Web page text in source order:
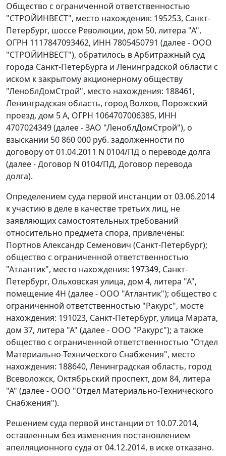
Общество с ограниченной ответственностью
"СТРОЙИНВЕСТ", место нахождения: 195253, Санкт-
Петербург, шоссе Революции, дом 50, литера "А",
ОГРН 1117847093462, ИНН 7805450791 (далее - ООО
"СТРОЙИНВЕСТ"), обратилось в Арбитражный суд
города Санкт-Петербурга и Ленинградской области с
иском к закрытому акционерному обществу
"ЛеноблДомСтрой", место нахождения: 188461,
Ленинградская область, город Волхов, Порожский
проезд, дом 5 А, ОГРН 1064707006385, ИНН
4707024349 (далее - ЗАО "ЛеноблДомСтрой"), о
взыскании 50 860 000 руб. задолженности по
договору от 01.04.2011 N 0104/ПД о переводе долга
(далее - Договор N 0104/ПД, Договор перевода
долга).
Определением суда первой инстанции от 03.06.2014
к участию в деле в качестве третьих лиц, не
заявляющих самостоятельных требований
относительно предмета спора, привлечены:
Портнов Александр Семенович (Санкт-Петербург);
общество с ограниченной ответственностью
"Атлантик", место нахождения: 197349, Санкт-
Петербург, Ольховская улица, дом 4, литера "А",
помещение 4Н (далее - ООО "Атлантик"); общество с
ограниченной ответственностью "Ракурс", мосте
нахождения: 191023, Санкт-Петербург, улица Марата,
дом 37, литера "А" (далее - ООО "Ракурс"); а также
общество с ограниченной ответственностью "Отдел
Материально-Технического Снабжения", место
нахождения: 188640, Ленинградская область, город
Всеволожск, Октябрьский проспект, дом 84, литера
"А" (далее - ООО "Отдел Материально-Технического
Снабжения").
Решением суда первой инстанции от 10.07.2014,
оставленным без изменения постановлением
апелляционного суда от 04.12.2014, в иске отказано.